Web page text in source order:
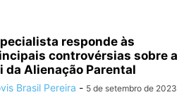
responde às
controvérsias sobre a
da Alienação Parental
Brasil Pereira - 5 de setembro de 2023